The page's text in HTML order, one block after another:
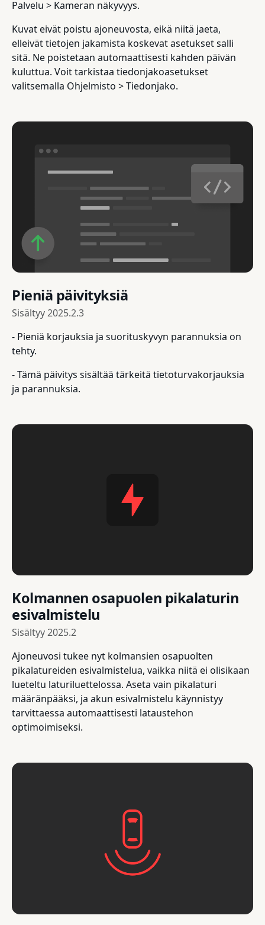
Palvelu > Kameran näkyvyys.
Kuvat eivät poistu ajoneuvosta, eikä niitä jaeta,
elleivät tietojen jakamista koskevat asetukset salli
sitä. Ne poistetaan automaattisesti kahden päivän
kuluttua. Voit tarkistaa tiedonjakoasetukset
valitsemalla Ohjelmisto > Tiedonjako.
Pieniä päivityksiä
Sisältyy2025.2.3
- Pieniä korjauksia ja suorituskyvyn parannuksia on
tehty.
- Tämä päivitys sisältää tärkeitä tietoturvakorjauksia
ja parannuksia.
Kolmannen osapuolen pikalaturin
esivalmistelu
Sisältyy2025.2
Ajoneuvosi tukee nyt kolmansien osapuolten
pikalatureiden esivalmistelua, vaikka niitä ei olisikaan
lueteltu laturiluettelossa. Aseta vain pikalaturi
määränpääksi, ja akun esivalmistelu käynnistyy
tarvittaessa automaattisesti lataustehon
optimoimiseksi.